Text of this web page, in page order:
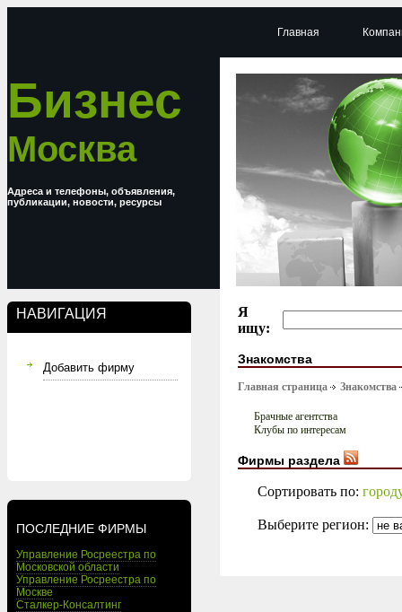
Бизнес
Москва
Адреса и телефоны, объявления,
публикации, новости, ресурсы
НАВИГАЦИЯ
Добавить фирму
ПОСЛЕДНИЕ ФИРМЫ
Управление Росреестра по
Московской области
Управление Росреестра по
Москве
Сталкер-Консалтинг
Главная
Я
ищу:
Знакомства
Главная страница Знакомства
Брачные агентства
Клубы по интересам
Фирмы раздела
Сортировать по:
Выберите регион: